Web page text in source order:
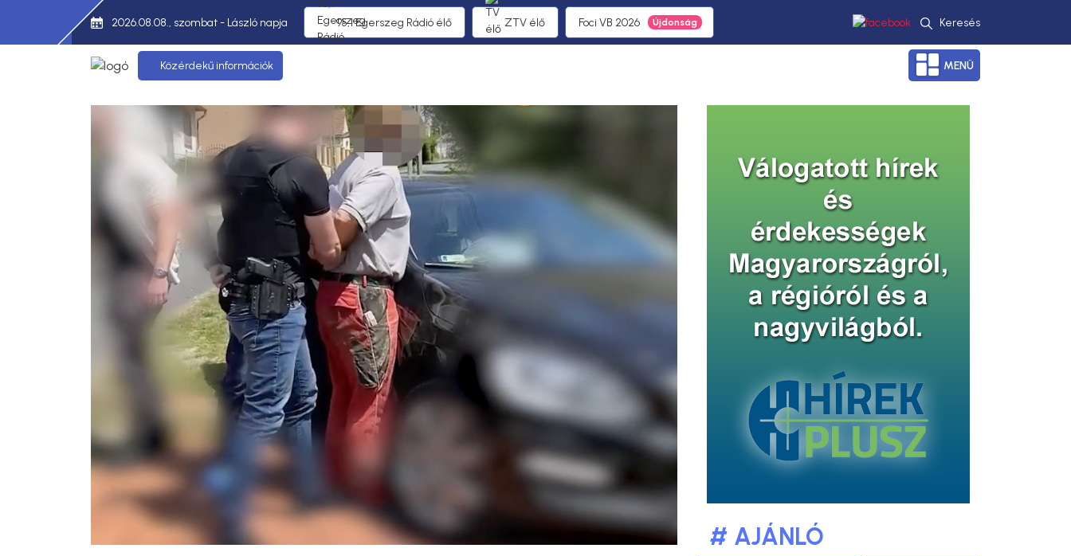
2026.08.08., szombat - László napja 95,1 Egerszeg Rádió élő ZTV élő Foci VB 2026 Keresés
Közérdekű információk MENÜ
# AJÁNLÓ